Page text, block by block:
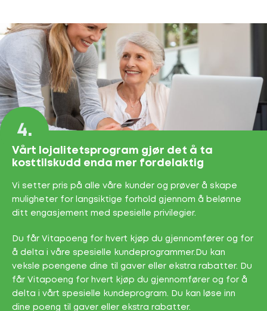
4.
Vårt lojalitetsprogram gjør det å ta
kosttilskudd enda mer fordelaktig
Vi setter pris på alle våre kunder og prøver å skape
muligheter for langsiktige forhold gjennom å belønne
ditt engasjement med spesielle privilegier.
Du får Vitapoeng for hvert kjøp du gjennomfører og for
å delta i våre spesielle kundeprogrammer.Du kan
veksle poengene dine til gaver eller ekstra rabatter. Du
får Vitapoeng for hvert kjøp du gjennomfører og for å
delta i vårt spesielle kundeprogram. Du kan løse inn
dine poeng til gaver eller ekstra rabatter.